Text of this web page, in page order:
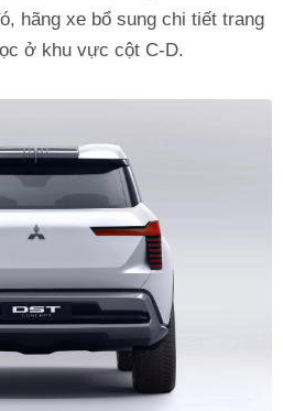
hãng xe bổ sung chi tiết trang
ở khu vực cột C-D.